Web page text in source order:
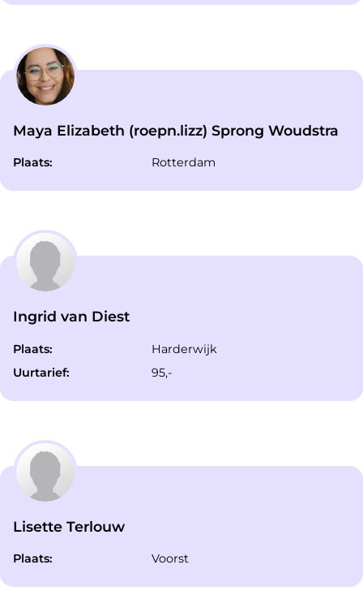
Maya Elizabeth (roepn.lizz) Sprong Woudstra
Plaats: Rotterdam
Ingrid van Diest
Plaats:
Harderwijk
Uurtarief:
95,-
Lisette Terlouw
Plaats: Voorst